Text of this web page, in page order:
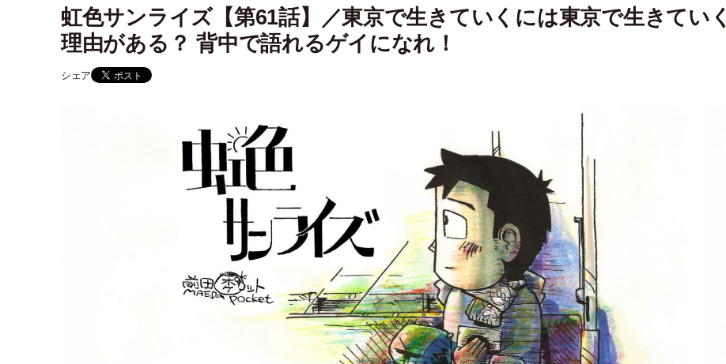
虹色サンライズ【第61話】／東京で生きていくには東京で生きていく
理由がある？ 背中で語れるゲイになれ！
シェア